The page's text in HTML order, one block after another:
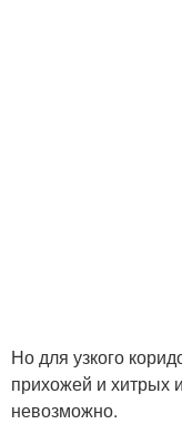
Но для узкого
прихожей и хитрых
невозможно.